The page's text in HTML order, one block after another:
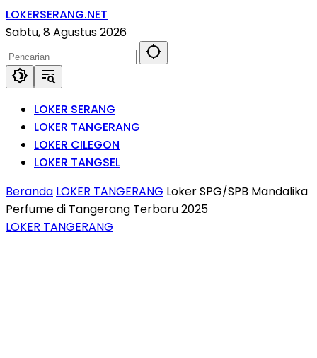
Langsung
ke
konten
LOKERSERANG.NET
Info
Lowongan
Kerja
Serang
Sekitarnya
Sabtu, 8 Agustus 2026
LOKER SERANG
LOKER TANGERANG
LOKER CILEGON
LOKER TANGSEL
Beranda LOKER TANGERANG Loker SPG/SPB Mandalika
Perfume di Tangerang Terbaru 2025
LOKER TANGERANG